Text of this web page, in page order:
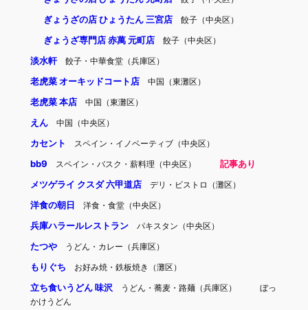
ぎょうざの店 ひょうたん 三宮店 餃子（中央区）
ぎょうざ専門店 赤萬 元町店 餃子（中央区）
淡水軒餃子・中華食堂（兵庫区）
老虎菜 オーキッドコート店 中国（東灘区）
老虎菜 本店 中国（東灘区）
えん 中国（中央区）
カセント スペイン・イノベーティブ（中央区）
bb9 スペイン・バスク・薪料理（中央区）
記事あり
メツゲライ クスダ 六甲道店 デリ・ビストロ（灘区）
洋食の朝日 洋食・食堂（中央区）
兵庫ハラールレストラン パキスタン（中央区）
たつや うどん・カレー（兵庫区）
もりぐち お好み焼・鉄板焼き（灘区）
立ち食いうどん 味沢 うどん・蕎麦・路麺（兵庫区）
ぼっ
かけうどん